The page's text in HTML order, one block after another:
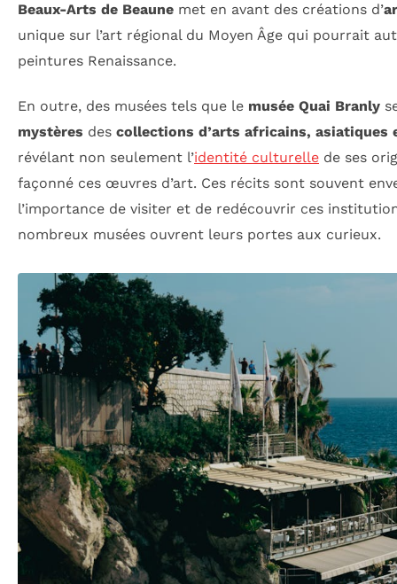
Beaux-Arts de Beaune met en avant des créations d’
unique sur l’art régional du Moyen Âge qui pourrait
peintures Renaissance.
En outre, des musées tels que le musée Quai Branly
mystères des collections d’arts africains, asiatiques
révélant non seulement l’identité culturelle de ses
façonné ces œuvres d’art. Ces récits sont souvent
l’importance de visiter et de redécouvrir ces
nombreux musées ouvrent leurs portes aux curieux.